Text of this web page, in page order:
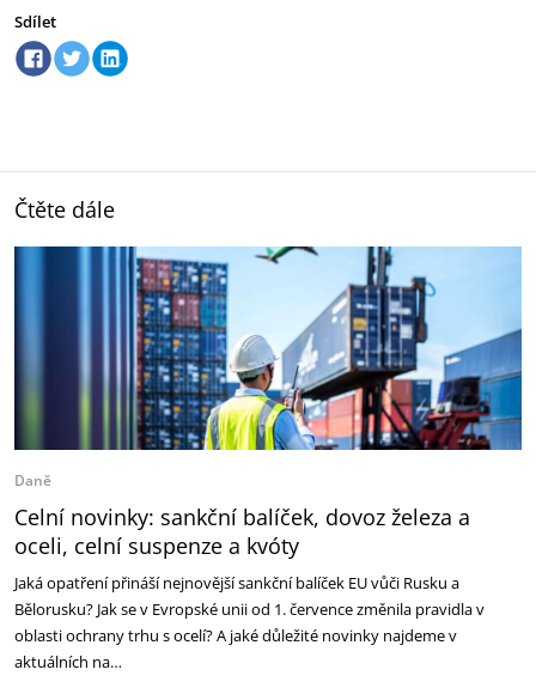
Sdílet
Čtěte dále
Daně
Celní novinky: sankční balíček, dovoz železa a
oceli, celní suspenze a kvóty
Jaká opatření přináší nejnovější sankční balíček EU vůči Rusku a
Bělorusku? Jak se v Evropské unii od 1. července změnila pravidla v
oblasti ochrany trhu s ocelí? A jaké důležité novinky najdeme v
aktuálních na…